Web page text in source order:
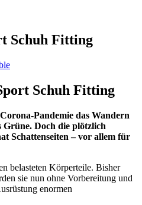
Schuh Fitting
Schuh Fitting
Pandemie das Wandern
Grüne. Doch die plötzlich
Schattenseiten – vor allem für
belasteten Körperteile. Bisher
sie nun ohne Vorbereitung und
enormen